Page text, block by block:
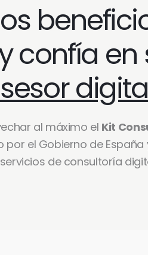
confía
al máximo el Kit
por el Gobierno de
de consultoría